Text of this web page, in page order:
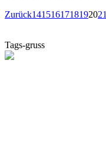
Zurück1415161718192021
Tags-gruss